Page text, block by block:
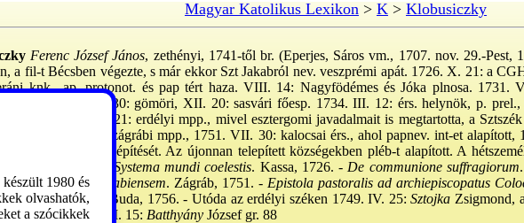
Magyar Katolikus Lexikon> K> Klobusiczky
Ferenc József János, zethényi, 1741-től br. (Eperjes, Sáros vm., 1707. nov. 29.-Pest,
a fil-t Bécsben végezte, s már ekkor Szt Jakabról nev. veszprémi apát. 1726. X. 21: a
knk., ap. protonot. és pap tért haza. VIII. 14: Nagyfödémes és Jóka plnosa. 1731.
knk., 1733. XI. 30: gömöri, XII. 20: sasvári főesp. 1734. III. 12: érs. helynök, p.
fszt. pp. 1741. IV. 21: erdélyi mpp., mivel esztergomi javadalmait is megtartotta, a
el. 1748. V. 13: zágrábi mpp., 1751. VII. 30: kalocsai érs., ahol papnev. int-et alapított,
a szegyh. építését. Az újonnan telepített községekben pléb-t alapított. A
M: Systema mundi coelestis. Kassa, 1726. - De communione suffragiorum
ad clerum Zagrabiensem. Zágráb, 1751. - Epistola pastoralis ad archiepiscopatus
unitarum clerum
. Buda, 1756. - Utóda az erdélyi széken 1749. IV. 25: Sztojka Zsigmond,
kalocsain 1760. XII. 15: Batthyány József gr. 88
készült 1980 és
olvashatók,
a szócikkek